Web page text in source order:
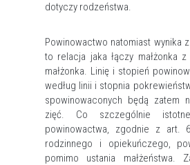
dotyczy rodzeństwa.
Powinowactwo natomiast wynika
to relacja jaka łączy małżonka
małżonka. Linię i stopień
według linii i stopnia
spowinowaconych będą zatem
zięć. Co szczególnie
powinowactwa, zgodnie z art.
rodzinnego i opiekuńczego,
pomimo ustania małżeństwa.